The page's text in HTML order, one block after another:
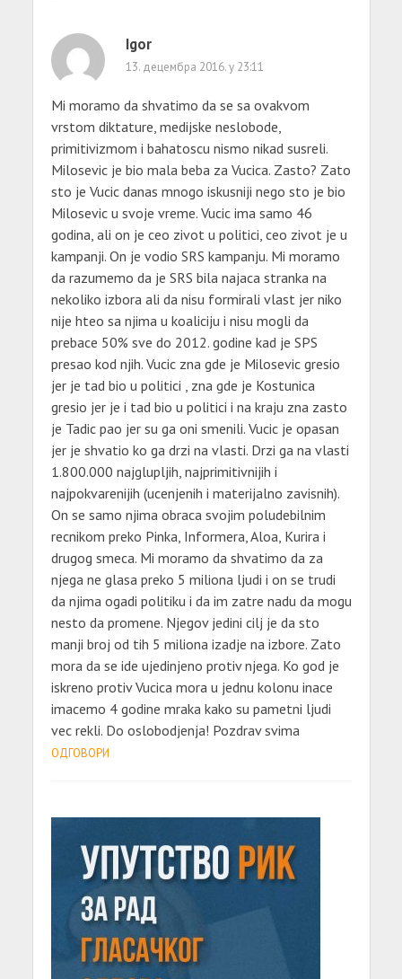
Igor
13. децембра 2016. у 23:11
Mi moramo da shvatimo da se sa ovakvom
vrstom diktature, medijske neslobode,
primitivizmom i bahatoscu nismo nikad susreli.
Milosevic je bio mala beba za Vucica. Zasto? Zato
sto je Vucic danas mnogo iskusniji nego sto je bio
Milosevic u svoje vreme. Vucic ima samo 46
godina, ali on je ceo zivot u politici, ceo zivot je u
kampanji. On je vodio SRS kampanju. Mi moramo
da razumemo da je SRS bila najaca stranka na
nekoliko izbora ali da nisu formirali vlast jer niko
nije hteo sa njima u koaliciju i nisu mogli da
prebace 50% sve do 2012. godine kad je SPS
presao kod njih. Vucic zna gde je Milosevic gresio
jer je tad bio u politici , zna gde je Kostunica
gresio jer je i tad bio u politici i na kraju zna zasto
je Tadic pao jer su ga oni smenili. Vucic je opasan
jer je shvatio ko ga drzi na vlasti. Drzi ga na vlasti
1.800.000 najglupljih, najprimitivnijih i
najpokvarenijih (ucenjenih i materijalno zavisnih).
On se samo njima obraca svojim poludebilnim
recnikom preko Pinka, Informera, Aloa, Kurira i
drugog smeca. Mi moramo da shvatimo da za
njega ne glasa preko 5 miliona ljudi i on se trudi
da njima ogadi politiku i da im zatre nadu da mogu
nesto da promene. Njegov jedini cilj je da sto
manji broj od tih 5 miliona izadje na izbore. Zato
mora da se ide ujedinjeno protiv njega. Ko god je
iskreno protiv Vucica mora u jednu kolonu inace
imacemo 4 godine mraka kako su pametni ljudi
vec rekli. Do oslobodjenja! Pozdrav svima
ОДГОВОРИ